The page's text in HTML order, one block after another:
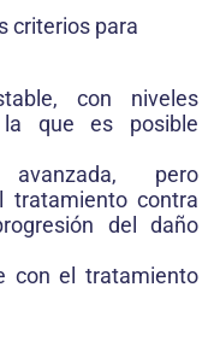
criterios para
con niveles
que es posible
avanzada, pero
tratamiento contra
del daño
con el tratamiento